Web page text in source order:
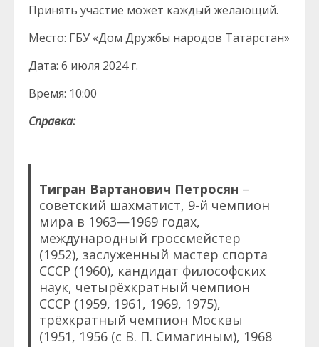
Принять участие может каждый желающий.
Место: ГБУ «Дом Дружбы народов Татарстан»
Дата: 6 июля 2024 г.
Время: 10:00
Справка:
Тигран Вартанович Петросян –
советский шахматист, 9-й чемпион
мира в 1963—1969 годах,
международный гроссмейстер
(1952), заслуженный мастер спорта
СССР (1960), кандидат философских
наук, четырёхкратный чемпион
СССР (1959, 1961, 1969, 1975),
трёхкратный чемпион Москвы
(1951, 1956 (с В. П. Симагиным), 1968